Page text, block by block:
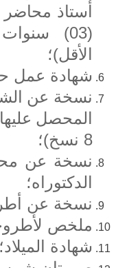
أستاذ
(03)
الأقل)؛
شهادة عمل
نسخة عن
المحصل
8 نسخ)
؛
نسخة عن
الدكتوراه؛
نسخة عن
ملخص
شهادة الميلاد؛